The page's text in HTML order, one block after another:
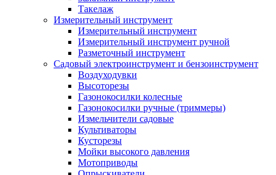
Такелаж
Измерительный инструмент
Измерительный инструмент
Измерительный инструмент ручной
Разметочный инструмент
Садовый электроинструмент и бензоинструмент
Воздуходувки
Высоторезы
Газонокосилки колесные
Газонокосилки ручные (триммеры)
Измельчители садовые
Культиваторы
Кусторезы
Мойки высокого давления
Мотоприводы